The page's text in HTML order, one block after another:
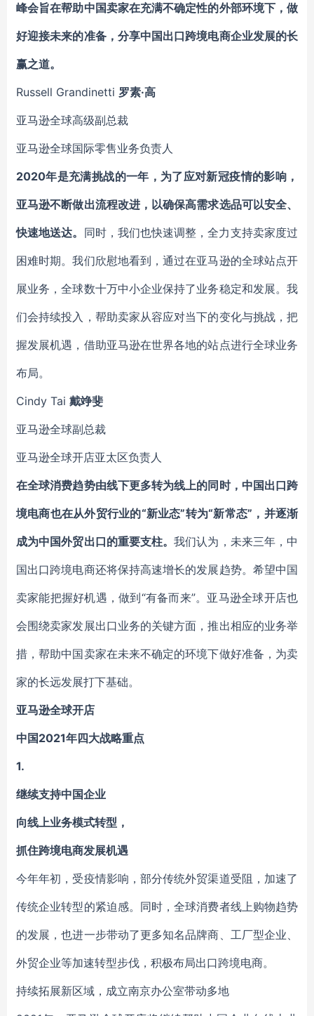
峰会旨在帮助中国卖家在充满不确定性的外部环境下，做
好迎接未来的准备，分享中国出口跨境电商企业发展的长
赢之道。
Russell Grandinetti 罗素·高
亚马逊全球高级副总裁
亚马逊全球国际零售业务负责人
2020年是充满挑战的一年，为了应对新冠疫情的影响，
亚马逊不断做出流程改进，以确保高需求选品可以安全、
快速地送达。 同时，我们也快速调整，全力支持卖家度过
困难时期。我们欣慰地看到，通过在亚马逊的全球站点开
展业务，全球数十万中小企业保持了业务稳定和发展。我
们会持续投入，帮助卖家从容应对当下的变化与挑战，把
握发展机遇，借助亚马逊在世界各地的站点进行全球业务
布局。
Cindy Tai 戴竫斐
亚马逊全球副总裁
亚马逊全球开店亚太区负责人
在全球消费趋势由线下更多转为线上的同时，中国出口跨
境电商也在从外贸行业的“新业态”转为“新常态”，并逐渐
成为中国外贸出口的重要支柱。我们认为，未来三年，中
国出口跨境电商还将保持高速增长的发展趋势。希望中国
卖家能把握好机遇，做到“有备而来”。亚马逊全球开店也
会围绕卖家发展出口业务的关键方面，推出相应的业务举
措，帮助中国卖家在未来不确定的环境下做好准备，为卖
家的长远发展打下基础。
亚马逊全球开店
中国2021年四大战略重点
1.
继续支持中国企业
向线上业务模式转型，
抓住跨境电商发展机遇
今年年初，受疫情影响，部分传统外贸渠道受阻，加速了
传统企业转型的紧迫感。同时，全球消费者线上购物趋势
的发展，也进一步带动了更多知名品牌商、工厂型企业、
外贸企业等加速转型步伐，积极布局出口跨境电商。
持续拓展新区域，成立南京办公室带动多地